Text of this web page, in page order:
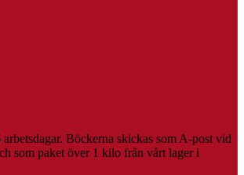
Böckerna skickas som A-post vid
som paket över 1 kilo från vårt lager i